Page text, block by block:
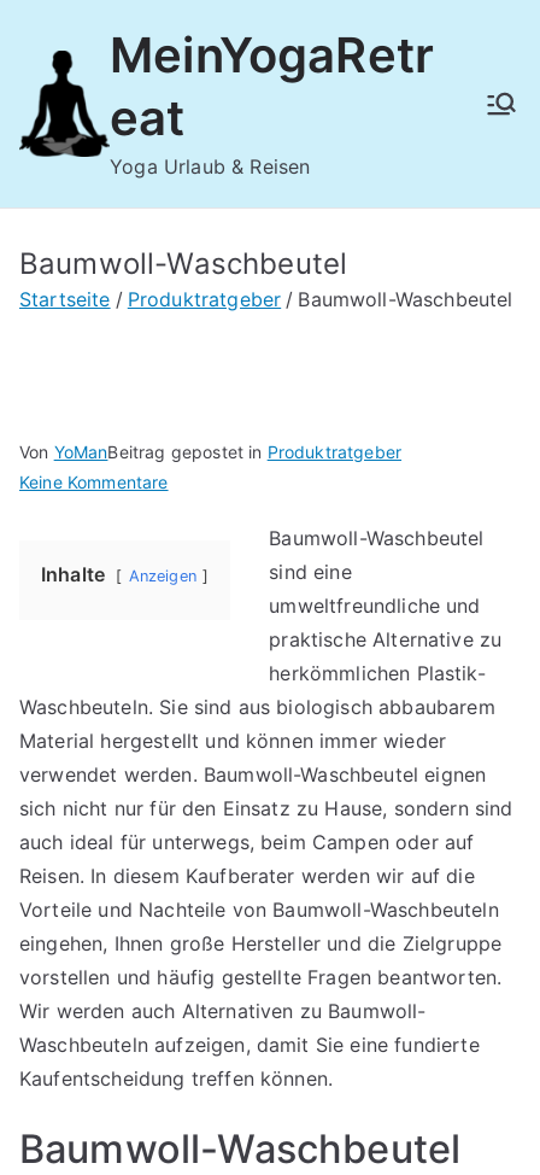
springen
MeinYogaRetr
eat
Yoga Urlaub & Reisen
Baumwoll-Waschbeutel
Startseite Produktratgeber Baumwoll-Waschbeutel
Von YoManBeitrag gepostet in Produktratgeber
Keine Kommentarefür
Waschbeutel
Inhalte Anzeigen
Baumwoll-Waschbeutel
sind eine
umweltfreundliche und
praktische Alternative zu
herkömmlichen Plastik-
Waschbeuteln. Sie sind aus biologisch abbaubarem
Material hergestellt und können immer wieder
verwendet werden. Baumwoll-Waschbeutel eignen
sich nicht nur für den Einsatz zu Hause, sondern sind
auch ideal für unterwegs, beim Campen oder auf
Reisen. In diesem Kaufberater werden wir auf die
Vorteile und Nachteile von Baumwoll-Waschbeuteln
eingehen, Ihnen große Hersteller und die Zielgruppe
vorstellen und häufig gestellte Fragen beantworten.
Wir werden auch Alternativen zu Baumwoll-
Waschbeuteln aufzeigen, damit Sie eine fundierte
Kaufentscheidung treffen können.
Baumwoll-Waschbeutel